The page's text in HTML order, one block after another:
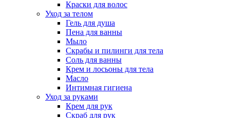
Краски для волос
Уход за телом
Гель для душа
Пена для ванны
Мыло
Скрабы и пилинги для тела
Соль для ванны
Крем и лосьоны для тела
Масло
Интимная гигиена
Уход за руками
Крем для рук
Скраб для рук